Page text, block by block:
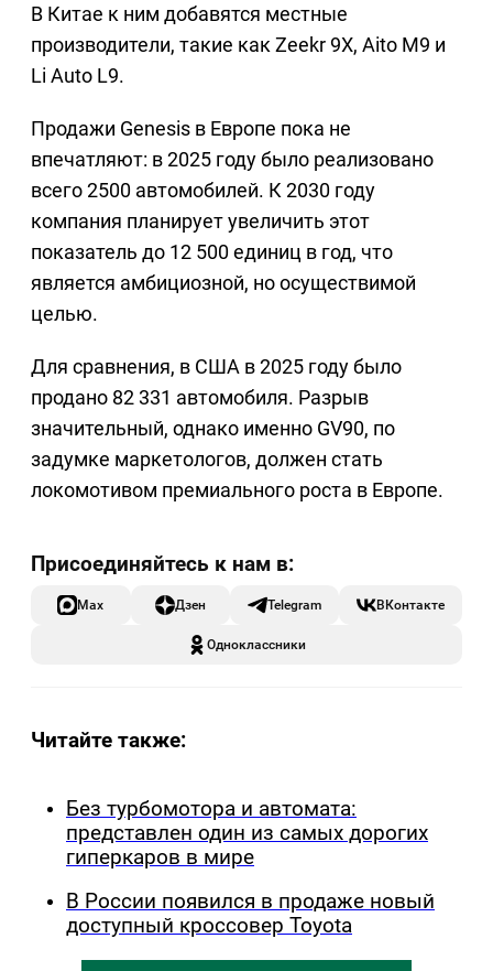
В Китае к ним добавятся местные
производители, такие как Zeekr 9X, Aito M9 и
Li Auto L9.
Продажи Genesis в Европе пока не
впечатляют: в 2025 году было реализовано
всего 2500 автомобилей. К 2030 году
компания планирует увеличить этот
показатель до 12 500 единиц в год, что
является амбициозной, но осуществимой
целью.
Для сравнения, в США в 2025 году было
продано 82 331 автомобиля. Разрыв
значительный, однако именно GV90, по
задумке маркетологов, должен стать
локомотивом премиального роста в Европе.
Max Дзен Telegram ВКонтакте
Одноклассники
Читайте также:
Без турбомотора и автомата:
представлен один из самых дорогих
гиперкаров в мире
В России появился в продаже новый
доступный кроссовер Toyota